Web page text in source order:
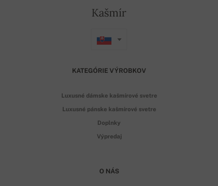
Kašmír
KATEGÓRIE VÝROBKOV
Luxusné dámske kašmírové svetre
Luxusné pánske kašmírové svetre
Doplnky
Výpredaj
O NÁS